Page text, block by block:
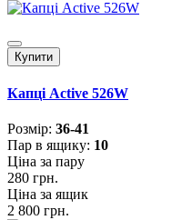
Купити
Капці Active 526W
Розмiр: 36-41
Пар в ящику: 10
Ціна за пару
280 грн.
Ціна за ящик
2 800 грн.